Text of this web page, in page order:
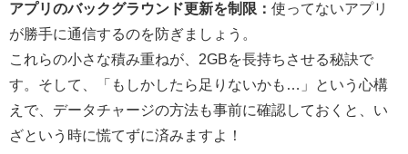
アプリのバックグラウンド更新を制限： 使ってないアプリ
が勝手に通信するのを防ぎましょう。
これらの小さな積み重ねが、2GBを長持ちさせる秘訣で
す。そして、「もしかしたら足りないかも…」という心構
えで、データチャージの方法も事前に確認しておくと、い
ざという時に慌てずに済みますよ！